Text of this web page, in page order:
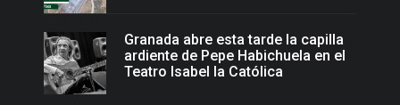
Granada abre esta tarde la capilla
ardiente de Pepe Habichuela en el
Teatro Isabel la Católica